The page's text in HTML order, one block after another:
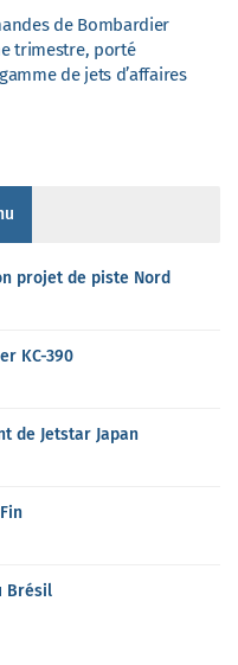
de Bombardier
trimestre, porté
de jets d’affaires
projet de piste Nord
KC-390
de Jetstar Japan
Brésil